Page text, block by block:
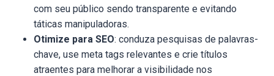
com seu público sendo transparente e evitando
táticas manipuladoras.
Otimize para SEO: conduza pesquisas de palavras-
chave, use meta tags relevantes e crie títulos
atraentes para melhorar a visibilidade nos